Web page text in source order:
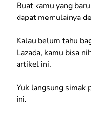
Buat kamu yang
dapat memulainya
Kalau belum tahu
Lazada, kamu bisa
artikel ini.
Yuk langsung simak
ini.